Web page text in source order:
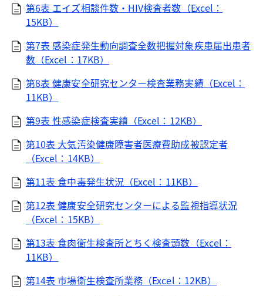
第6表 エイズ相談件数・HIV検査者数（Excel：
15KB）
第7表 感染症発生動向調査全数把握対象疾患届出患者
数（Excel：17KB）
第8表 健康安全研究センター検査業務実績（Excel：
11KB）
第9表 性感染症検査実績（Excel：12KB）
第10表 大気汚染健康障害者医療費助成被認定者
（Excel：14KB）
第11表 食中毒発生状況（Excel：11KB）
第12表 健康安全研究センターによる監視指導状況
（Excel：15KB）
第13表 食肉衛生検査所とちく検査頭数（Excel：
11KB）
第14表 市場衛生検査所業務（Excel：12KB）